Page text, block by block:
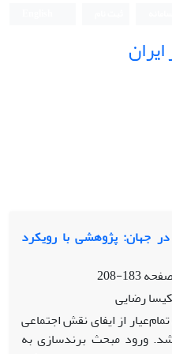
جهان: پژوهشی با رویکرد
183-208
رضایی
از ایفای نقش اجتماعی
ورود مبحث برندسازی به